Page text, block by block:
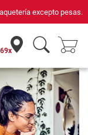
comercio con sello
69x